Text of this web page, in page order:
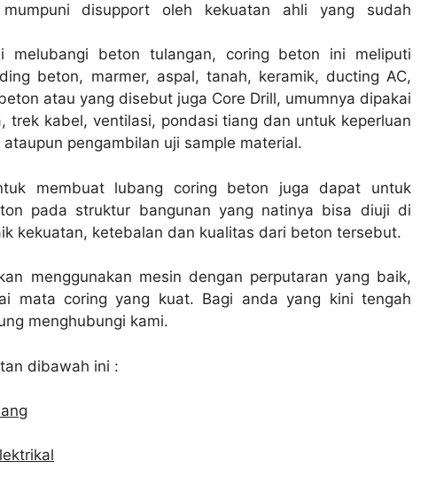
disupport oleh kekuatan ahli yang sudah
melubangi beton tulangan, coring beton ini meliputi
beton, marmer, aspal, tanah, keramik, ducting AC,
atau yang disebut juga Core Drill, umumnya dipakai
trek kabel, ventilasi, pondasi tiang dan untuk keperluan
pengambilan uji sample material.
membuat lubang coring beton juga dapat untuk
pada struktur bangunan yang natinya bisa diuji di
kekuatan, ketebalan dan kualitas dari beton tersebut.
menggunakan mesin dengan perputaran yang baik,
mata coring yang kuat. Bagi anda yang kini tengah
menghubungi kami.
dibawah ini :